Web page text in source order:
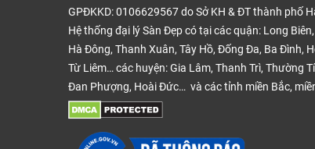
GPĐKKD: 0106629567 do Sở KH & ĐT thành phố
Hệ thống đại lý Sàn Đẹp có tại các quận: Long Biên,
Hà Đông, Thanh Xuân, Tây Hồ, Đống Đa, Ba Đình,
Từ Liêm… các huyện: Gia Lâm, Thanh Trì, Thường
Đan Phượng, Hoài Đức… và các tỉnh miền Bắc,